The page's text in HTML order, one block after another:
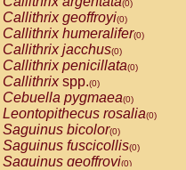
(0)
Callithrix geoffroyi(0)
Callithrix humeralifer(0)
Callithrix jacchus(0)
Callithrix penicillata(0)
Callithrixspp.(0)
Cebuella pygmaea(0)
Leontopithecus rosalia(0)
Saguinus bicolor(0)
Saguinus fuscicollis(0)
Saguinus geoffroyi(0)